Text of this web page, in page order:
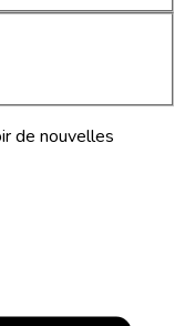
de nouvelles